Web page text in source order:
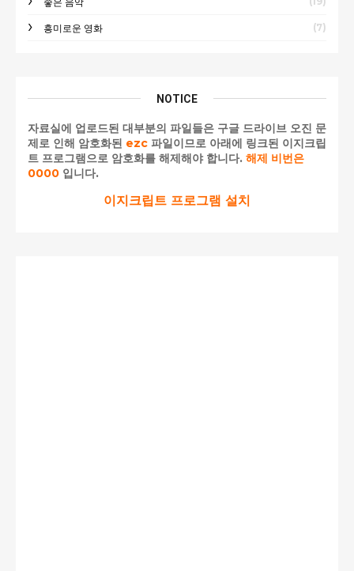
흥미로운 영화 (7)
NOTICE
자료실에 업로드된 대부분의 파일들은 구글 드라이브 오진 문
제로 인해 암호화된 ezc 파일이므로 아래에 링크된 이지크립
트 프로그램으로 암호화를 해제해야 합니다. 해제 비번은
0000 입니다.
이지크립트 프로그램 설치